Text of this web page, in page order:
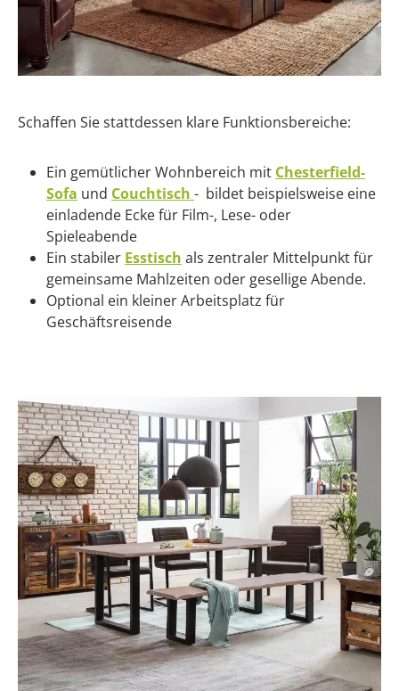
Schaffen Sie stattdessen klare Funktionsbereiche:
Ein gemütlicher Wohnbereich mit Chesterfield-
Sofa und Couchtisch - bildet beispielsweise eine
einladende Ecke für Film-, Lese- oder
Spieleabende
Ein stabiler Esstisch als zentraler Mittelpunkt für
gemeinsame Mahlzeiten oder gesellige Abende.
Optional ein kleiner Arbeitsplatz für
Geschäftsreisende